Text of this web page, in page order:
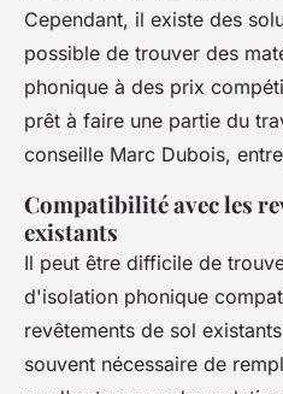
Cependant, il existe des
possible de trouver des
phonique à des prix
prêt à faire une partie du
conseille Marc Dubois,
Compatibilité avec les
existants
Il peut être difficile de
d'isolation phonique
revêtements de sol
souvent nécessaire de